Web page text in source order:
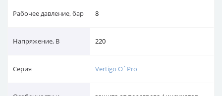
Рабочее давление, бар 8
Напряжение, В 220
Серия Vertigo O`Pro